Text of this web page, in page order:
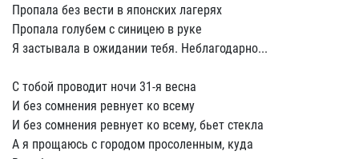
Пропала без вести в японских лагерях
Пропала голубем с синицею в руке
Я застывала в ожидании тебя. Неблагодарно...
С тобой проводит ночи 31-я весна
И без сомнения ревнует ко всему
И без сомнения ревнует ко всему, бьет стекла
А я прощаюсь с городом просоленным, куда